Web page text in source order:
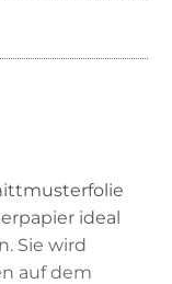
ideal
Sie wird
auf dem